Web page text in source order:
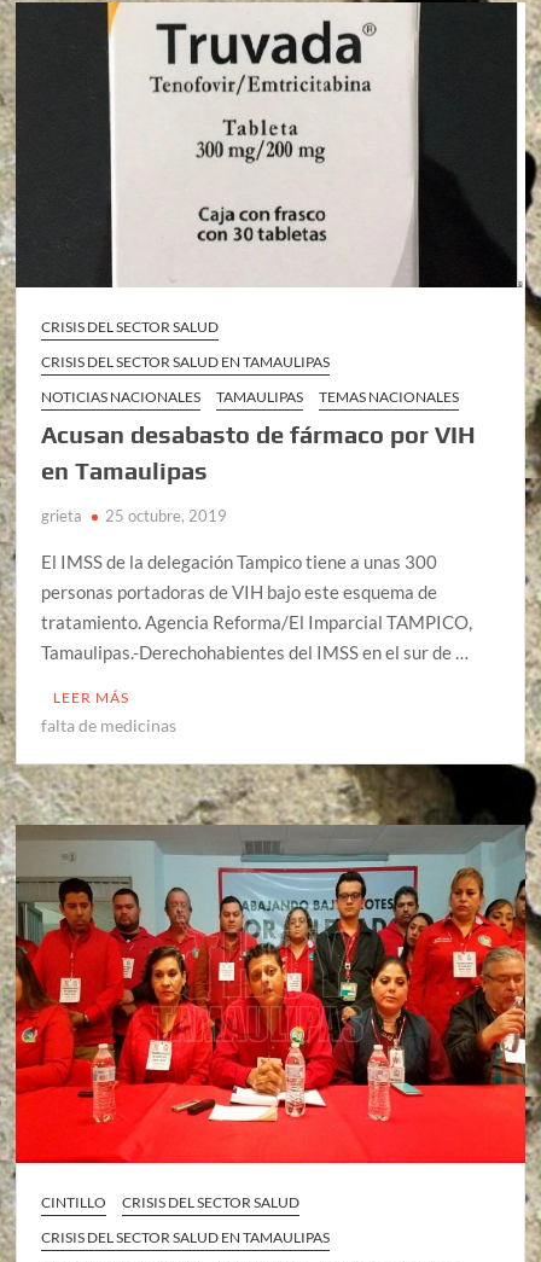
CRISIS DEL SECTOR SALUD
CRISIS DEL SECTOR SALUD EN TAMAULIPAS
NOTICIAS NACIONALES
TAMAULIPAS TEMAS NACIONALES
Acusan desabasto de fármaco por VIH
en Tamaulipas
grieta 25 octubre, 2019
El IMSS de la delegación Tampico tiene a unas 300
personas portadoras de VIH bajo este esquema de
tratamiento. Agencia Reforma/El Imparcial TAMPICO,
Tamaulipas.-Derechohabientes del IMSS en el sur de …
LEER MÁS
falta de medicinas
CINTILLO
CRISIS DEL SECTOR SALUD
CRISIS DEL SECTOR SALUD EN TAMAULIPAS